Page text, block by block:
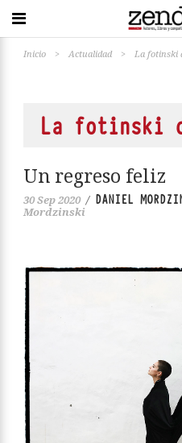
Inicio > Actualidad > La fotinski
La fotinski
Un regreso feliz
30 Sep 2020 / DANIEL
Mordzinski